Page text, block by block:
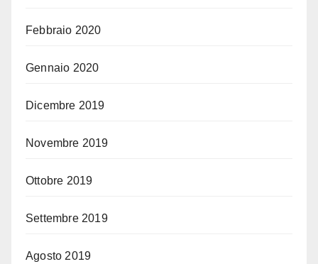
Febbraio 2020
Gennaio 2020
Dicembre 2019
Novembre 2019
Ottobre 2019
Settembre 2019
Agosto 2019